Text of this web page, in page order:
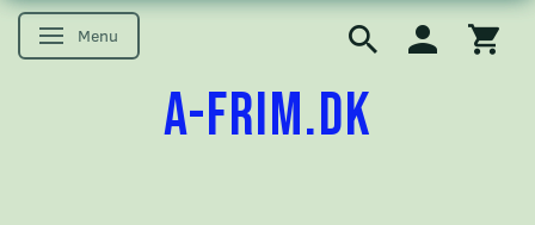
Skifte navigation
Menu
A-FRIM.DK